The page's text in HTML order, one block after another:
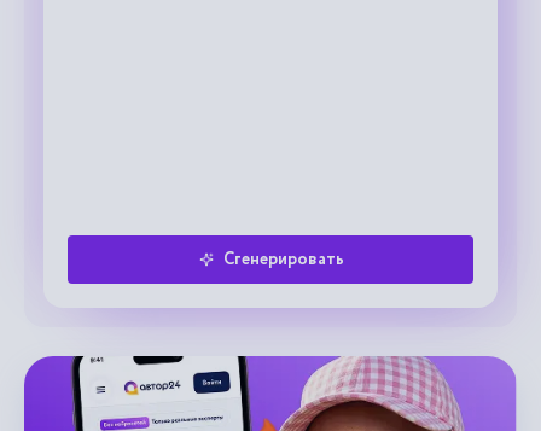
Сгенерировать